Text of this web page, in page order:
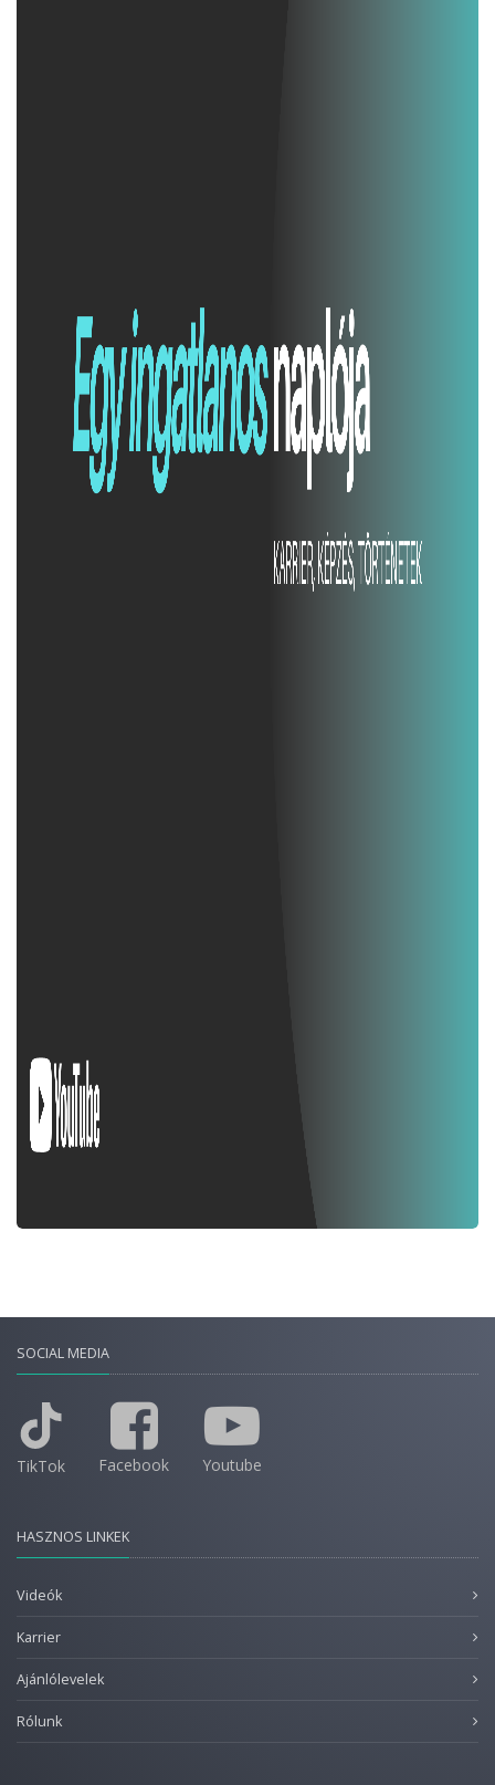
SOCIAL MEDIA
TikTok Facebook Youtube
HASZNOS LINKEK
Videók
Karrier
Ajánlólevelek
Rólunk